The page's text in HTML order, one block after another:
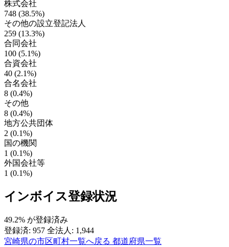
株式会社
748 (38.5%)
その他の設立登記法人
259 (13.3%)
合同会社
100 (5.1%)
合資会社
40 (2.1%)
合名会社
8 (0.4%)
その他
8 (0.4%)
地方公共団体
2 (0.1%)
国の機関
1 (0.1%)
外国会社等
1 (0.1%)
インボイス登録状況
49.2% が登録済み
登録済: 957 全法人: 1,944
宮崎県の市区町村一覧へ戻る 都道府県一覧